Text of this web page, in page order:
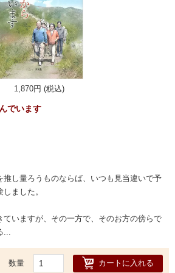
1,870円 (税込)
でいます
推し量ろうものならば、いつも見当違いで予
ました。
ていますが、その一方で、そのお方の傍らで
...
数量 カートに入れる